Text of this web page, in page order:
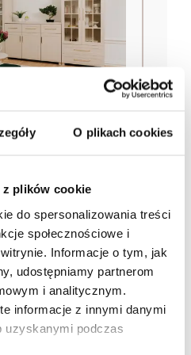
O plikach cookies
plików cookie
do spersonalizowania treści
społecznościowe i
Informacje o tym, jak
udostępniamy partnerom
i analitycznym.
informacje z innymi danymi
uzyskanymi podczas
do pierwszego
w życiu każdego,
takie rozwiązanie. Po
jest
urządzania
by było
i dopasowane do
→